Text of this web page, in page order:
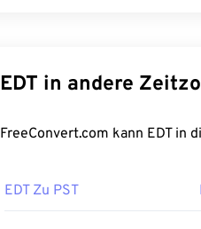
EDT in andere
FreeConvert.com kann EDT in
EDT Zu PST